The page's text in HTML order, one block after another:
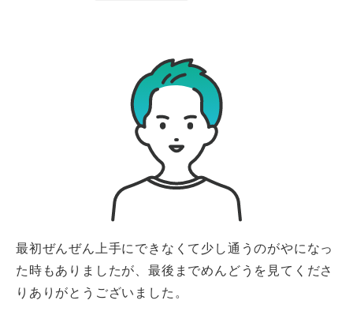
最初ぜんぜん上手にできなくて少し通うのがやになっ
た時もありましたが、最後までめんどうを見てくださ
りありがとうございました。